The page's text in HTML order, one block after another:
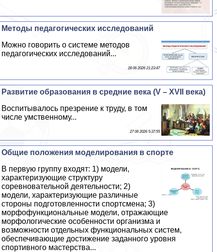
Методы педагогических исследований
Можно говорить о системе методов
педагогических исследований...
28 06 2026 21:23:47
Развитие образования в средние века (V – XVII века)
Воспитывалось презрение к труду, в том
числе умственному...
27 06 2026 5:37:55
Общие положения моделирования в спорте
В первую группу входят: 1) модели,
хаpaктеризующие структуру
соревновательной деятельности; 2)
модели, хаpaктеризующие различные
стороны подготовленности спортсмена; 3)
морфофункциональные модели, отражающие
морфологические особенности организма и
возможности отдельных функциональных систем,
обеспечивающие достижение заданного уровня
спортивного мастерства...